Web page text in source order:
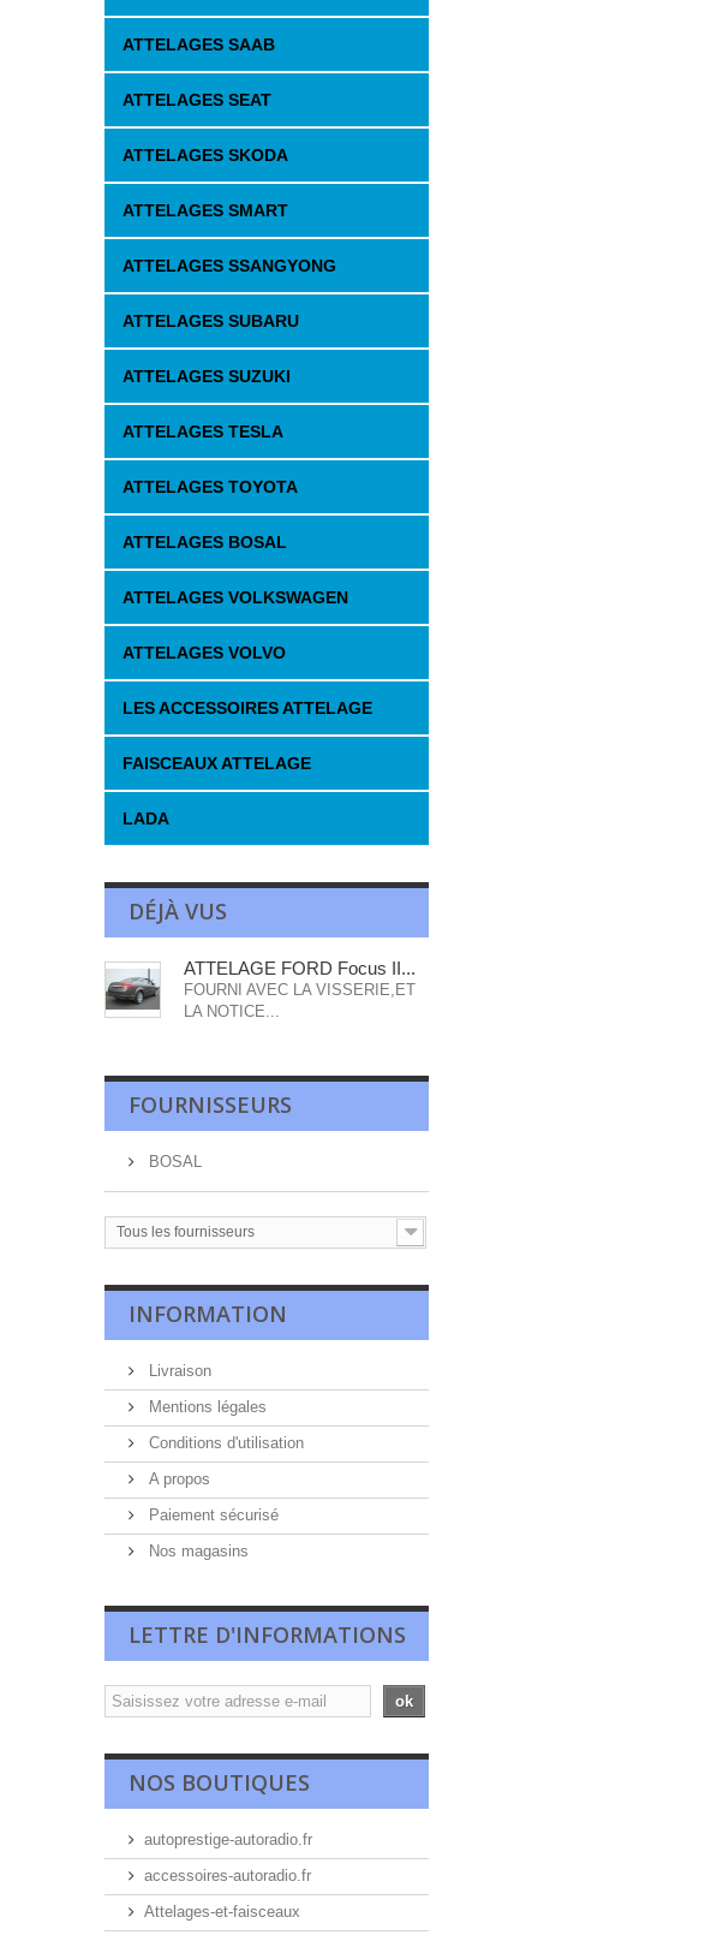
ATTELAGES SAAB
ATTELAGES SEAT
ATTELAGES SKODA
ATTELAGES SMART
ATTELAGES SSANGYONG
ATTELAGES SUBARU
ATTELAGES SUZUKI
ATTELAGES TESLA
ATTELAGES TOYOTA
ATTELAGES BOSAL
ATTELAGES VOLKSWAGEN
ATTELAGES VOLVO
LES ACCESSOIRES ATTELAGE
FAISCEAUX ATTELAGE
LADA
DÉJÀ VUS
ATTELAGE FORD Focus II...
FOURNI AVEC LA VISSERIE,ET
LA NOTICE...
FOURNISSEURS
BOSAL
Tous les fournisseurs
INFORMATION
Livraison
Mentions légales
Conditions d'utilisation
A propos
Paiement sécurisé
Nos magasins
LETTRE D'INFORMATIONS
ok
NOS BOUTIQUES
autoprestige-autoradio.fr
accessoires-autoradio.fr
Attelages-et-faisceaux